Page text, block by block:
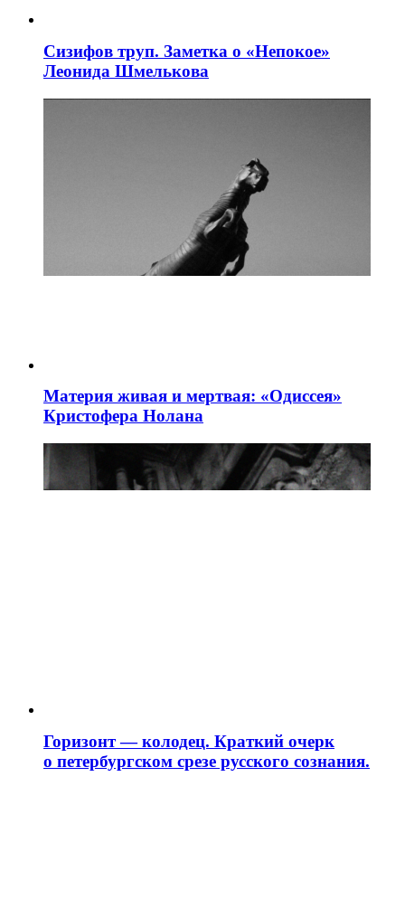
Сизифов труп. Заметка о «Непокое»
Леонида Шмелькова
Материя живая и мертвая: «Одиссея»
Кристофера Нолана
Горизонт — колодец. Краткий очерк
о петербургском срезе русского сознания.